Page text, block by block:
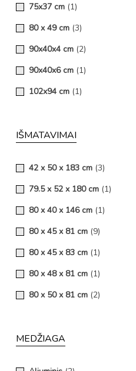
75x37 cm (1)
80 x 49 cm (3)
90x40x4 cm (2)
90x40x6 cm (1)
102x94 cm (1)
114x46 cm(1)
(1)
(1)
120x60x10 cm
120x60x11 cm
IŠMATAVIMAI
42 x 50 x 183 cm (3)
79.5 x 52 x 180 cm (1)
80 x 40 x 146 cm (1)
80 x 45 x 81 cm (9)
80 x 45 x 83 cm (1)
80 x 48 x 81 cm (1)
80 x 50 x 81 cm (2)
83 x 48 x 90 cm
MEDŽIAGA